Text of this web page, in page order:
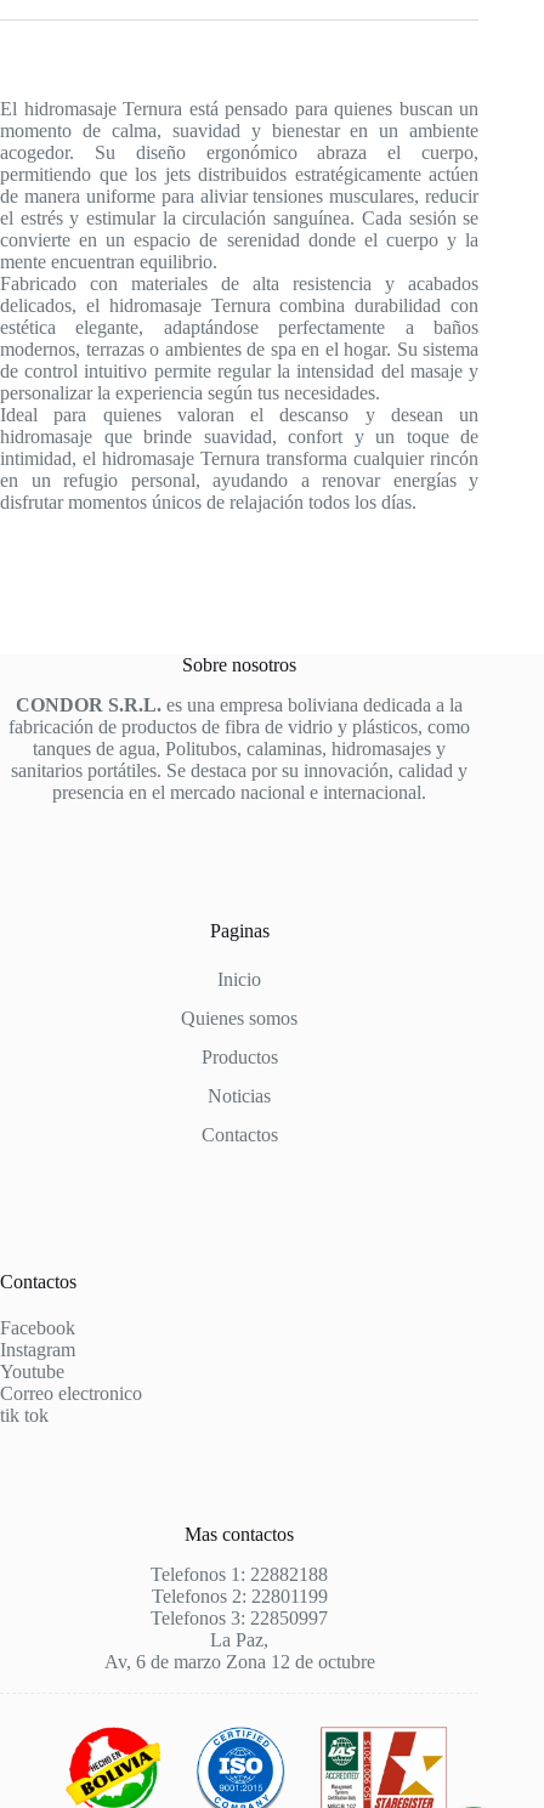
El hidromasaje Ternura está pensado para quienes buscan un
momento de calma, suavidad y bienestar en un ambiente
acogedor. Su diseño ergonómico abraza el cuerpo,
permitiendo que los jets distribuidos estratégicamente actúen
de manera uniforme para aliviar tensiones musculares, reducir
el estrés y estimular la circulación sanguínea. Cada sesión se
convierte en un espacio de serenidad donde el cuerpo y la
mente encuentran equilibrio.
Fabricado con materiales de alta resistencia y acabados
delicados, el hidromasaje Ternura combina durabilidad con
estética elegante, adaptándose perfectamente a baños
modernos, terrazas o ambientes de spa en el hogar. Su sistema
de control intuitivo permite regular la intensidad del masaje y
personalizar la experiencia según tus necesidades.
Ideal para quienes valoran el descanso y desean un
hidromasaje que brinde suavidad, confort y un toque de
intimidad, el hidromasaje Ternura transforma cualquier rincón
en un refugio personal, ayudando a renovar energías y
disfrutar momentos únicos de relajación todos los días.
Sobre nosotros
CONDOR S.R.L. es una empresa boliviana dedicada a la
fabricación de productos de fibra de vidrio y plásticos, como
tanques de agua, Politubos, calaminas, hidromasajes y
sanitarios portátiles. Se destaca por su innovación, calidad y
presencia en el mercado nacional e internacional.
Paginas
Inicio
Quienes somos
Productos
Noticias
Contactos
Contactos
Facebook
Instagram
Youtube
Correo electronico
tik tok
Mas contactos
Telefonos 1: 22882188
Telefonos 2: 22801199
Telefonos 3: 22850997
La Paz,
Av, 6 de marzo Zona 12 de octubre